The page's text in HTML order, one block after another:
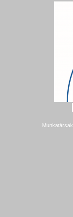
Munkatársak